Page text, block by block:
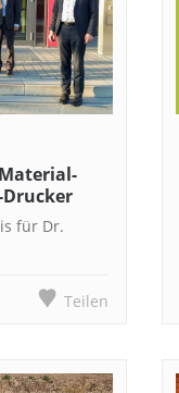
Drucker
für Dr.
Teilen